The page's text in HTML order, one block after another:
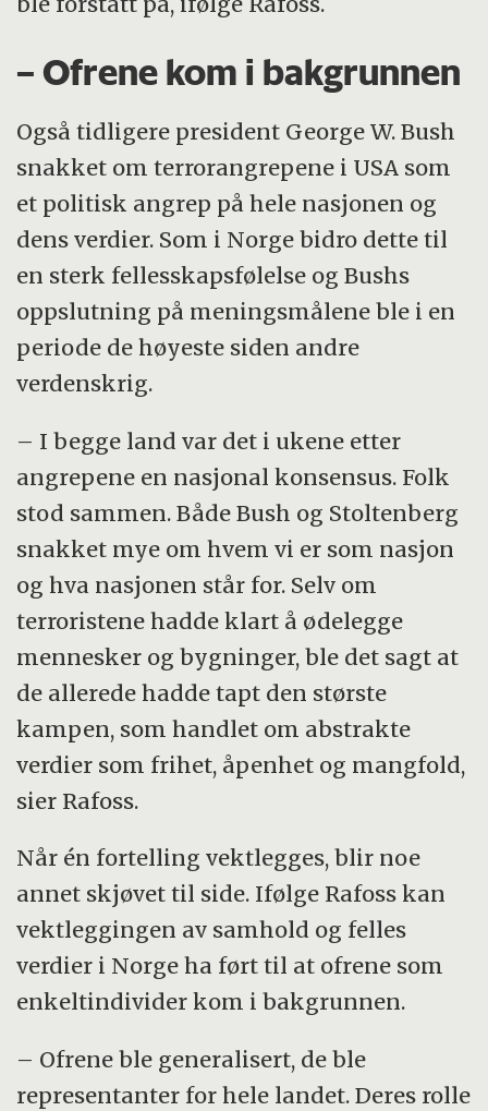
– Ofrene kom i bakgrunnen
Også tidligere president George W. Bush
snakket om terrorangrepene i USA som
et politisk angrep på hele nasjonen og
dens verdier. Som i Norge bidro dette til
en sterk fellesskapsfølelse og Bushs
oppslutning på meningsmålene ble i en
periode de høyeste siden andre
verdenskrig.
– I begge land var det i ukene etter
angrepene en nasjonal konsensus. Folk
stod sammen. Både Bush og Stoltenberg
snakket mye om hvem vi er som nasjon
og hva nasjonen står for. Selv om
terroristene hadde klart å ødelegge
mennesker og bygninger, ble det sagt at
de allerede hadde tapt den største
kampen, som handlet om abstrakte
verdier som frihet, åpenhet og mangfold,
sier Rafoss.
Når én fortelling vektlegges, blir noe
annet skjøvet til side. Ifølge Rafoss kan
vektleggingen av samhold og felles
verdier i Norge ha ført til at ofrene som
enkeltindivider kom i bakgrunnen.
– Ofrene ble generalisert, de ble
representanter for hele landet. Deres rolle